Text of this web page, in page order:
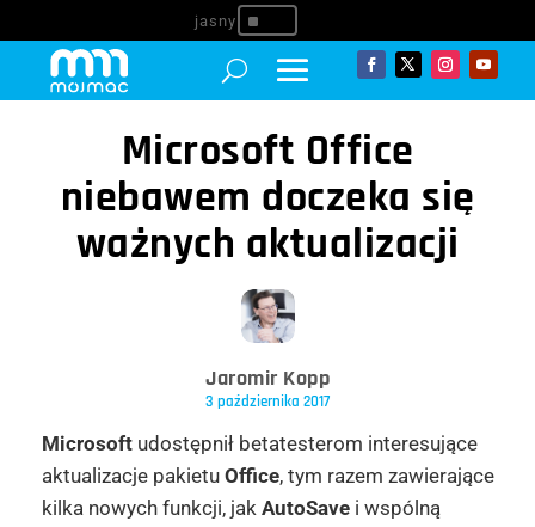
^
Microsoft Office
niebawem doczeka się
ważnych aktualizacji
Jaromir Kopp
3 października 2017
Microsoftudostępnił betatesterom interesujące
aktualizacje pakietu Office, tym razem zawierające
kilka nowych funkcji, jak AutoSavei wspólną